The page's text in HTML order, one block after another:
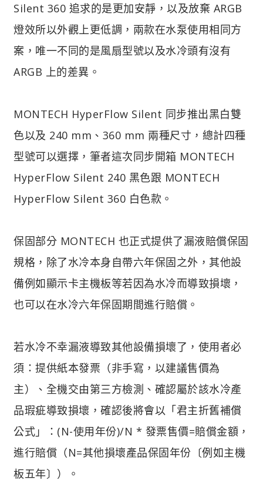
Silent 360 追求的是更加安靜，以及放棄 ARGB
燈效所以外觀上更低調，兩款在水泵使用相同方
案，唯一不同的是風扇型號以及水冷頭有沒有
ARGB 上的差異。
MONTECH HyperFlow Silent 同步推出黑白雙
色以及 240 mm、360 mm 兩種尺寸，總計四種
型號可以選擇，筆者這次同步開箱 MONTECH
HyperFlow Silent 240 黑色跟 MONTECH
HyperFlow Silent 360 白色款。
保固部分 MONTECH 也正式提供了漏液賠償保固
規格，除了水冷本身自帶六年保固之外，其他設
備例如顯示卡主機板等若因為水冷而導致損壞，
也可以在水冷六年保固期間進行賠償。
若水冷不幸漏液導致其他設備損壞了，使用者必
須：提供紙本發票（非手寫，以建議售價為
主）、全機交由第三方檢測、確認屬於該水冷產
品瑕疵導致損壞，確認後將會以「君主折舊補償
公式」：(N-使用年份)/N * 發票售價=賠償金額，
進行賠償（N=其他損壞產品保固年份〔例如主機
板五年〕）。